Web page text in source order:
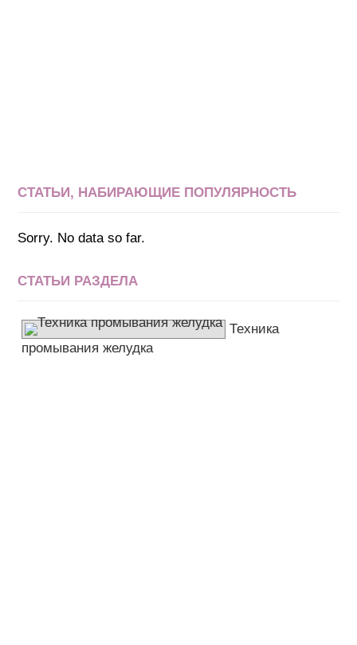
СТАТЬИ, НАБИРАЮЩИЕ ПОПУЛЯРНОСТЬ
Sorry. No data so far.
СТАТЬИ РАЗДЕЛА
Техника
промывания желудка